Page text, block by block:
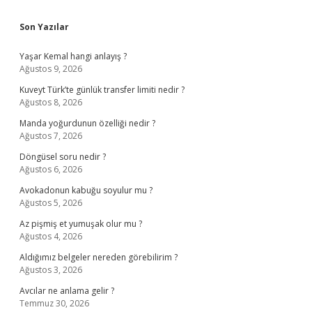
Sidebar
Son Yazılar
Yaşar Kemal hangi anlayış ?
Ağustos 9, 2026
Kuveyt Türk’te günlük transfer limiti nedir ?
Ağustos 8, 2026
Manda yoğurdunun özelliği nedir ?
Ağustos 7, 2026
Döngüsel soru nedir ?
Ağustos 6, 2026
Avokadonun kabuğu soyulur mu ?
Ağustos 5, 2026
Az pişmiş et yumuşak olur mu ?
Ağustos 4, 2026
Aldığımız belgeler nereden görebilirim ?
Ağustos 3, 2026
Avcılar ne anlama gelir ?
Temmuz 30, 2026